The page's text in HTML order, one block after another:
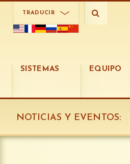
TRADUCIR
SISTEMAS EQUIPO
NOTICIAS Y EVENTOS: